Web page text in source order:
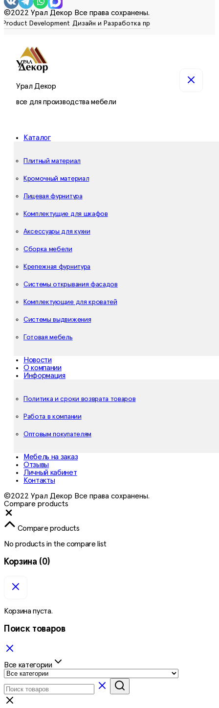
©2022 Урал Декор Все права сохранены.
Урал Декор
все для производства мебели
Каталог
Плитный материал
Кромочный материал
Лицевая фурнитура
Комплектущие для шкафов
Аксессуары для кухни
Сборка мебели
Крепежная фурнитура
Системы открывания фасадов
Комплектующие для кроватей
Системы выдвижения
Готовая мебель
Новости
О компании
Информация
Политика и сроки возврата товаров
Работа в компании
Оптовым покупателям
Мебель на заказ
Отзывы
Личный кабинет
Контакты
©2022 Урал Декор Все права сохранены.
Compare products
Compare products
No products in the compare list
Корзина (0)
Корзина пуста.
Поиск товаров
Все категории